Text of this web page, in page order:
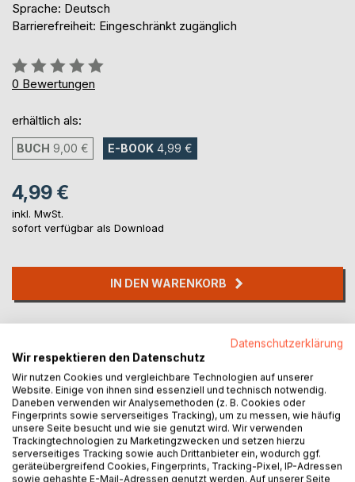
Sprache: Deutsch
Barrierefreiheit: Eingeschränkt zugänglich
Bewertung::
0%
0 Bewertungen
erhältlich als:
BUCH 9,00 € E-BOOK 4,99 €
4,99 €
inkl. MwSt.
sofort verfügbar als Download
IN DEN WARENKORB
Auf die Merkliste
BESCHREIBUNG
Datenschutzerklärung
Wir respektieren den Datenschutz
Wir nutzen Cookies und vergleichbare Technologien auf unserer
Website. Einige von ihnen sind essenziell und technisch notwendig.
Daneben verwenden wir Analysemethoden (z. B. Cookies oder
Fingerprints sowie serverseitiges Tracking), um zu messen, wie häufig
unsere Seite besucht und wie sie genutzt wird. Wir verwenden
Trackingtechnologien zu Marketingzwecken und setzen hierzu
serverseitiges Tracking sowie auch Drittanbieter ein, wodurch ggf.
geräteübergreifend Cookies, Fingerprints, Tracking-Pixel, IP-Adressen
sowie gehashte E-Mail-Adressen genutzt werden. Auf unserer Seite